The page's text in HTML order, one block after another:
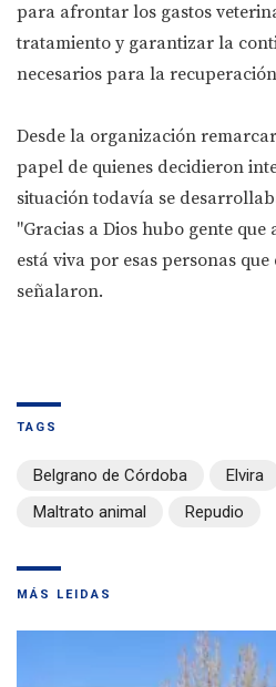
para afrontar los gastos
tratamiento y garantizar la
necesarios para la
Desde la organización
papel de quienes decidieron
situación todavía se
"Gracias a Dios hubo gente
está viva por esas personas
señalaron.
TAGS
Belgrano de Córdoba Elvira
Maltrato animal
Repudio
MÁS LEIDAS